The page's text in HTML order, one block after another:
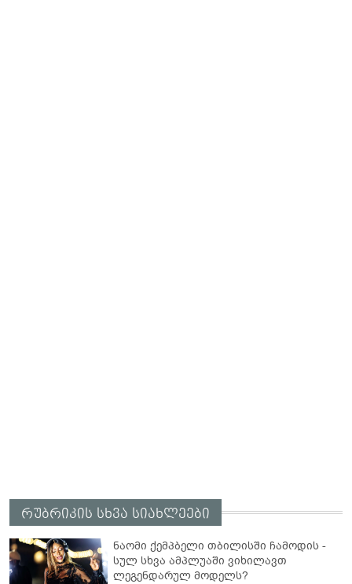
რუბრიკის სხვა სიახლეები
ნაომი ქემპბელი თბილისში ჩამოდის -
სულ სხვა ამპლუაში ვიხილავთ
ლეგენდარულ მოდელს?